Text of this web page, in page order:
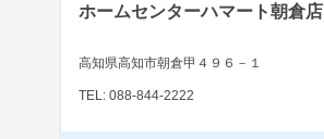
ホームセンターハマート朝倉店
高知県高知市朝倉甲４９６－１
TEL: 088-844-2222